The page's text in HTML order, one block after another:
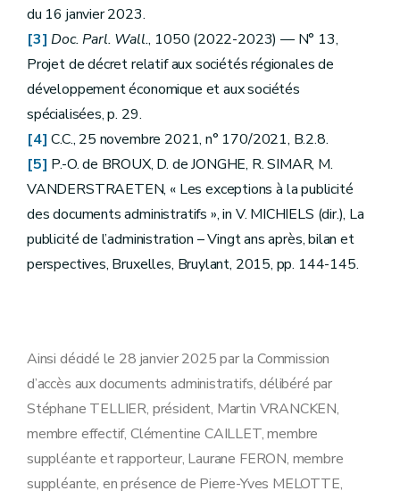
du 16 janvier 2023.
[3] Doc. Parl. Wall., 1050 (2022-2023) — N° 13,
Projet de décret relatif aux sociétés régionales de
développement économique et aux sociétés
spécialisées, p. 29.
[4] C.C., 25 novembre 2021, n° 170/2021, B.2.8.
[5] P.-O. de BROUX, D. de JONGHE, R. SIMAR, M.
VANDERSTRAETEN, « Les exceptions à la publicité
des documents administratifs », in V. MICHIELS (dir.), La
publicité de l’administration – Vingt ans après, bilan et
perspectives, Bruxelles, Bruylant, 2015, pp. 144-145.
Ainsi décidé le 28 janvier 2025 par la Commission
d’accès aux documents administratifs, délibéré par
Stéphane TELLIER, président, Martin VRANCKEN,
membre effectif, Clémentine CAILLET, membre
suppléante et rapporteur, Laurane FERON, membre
suppléante, en présence de Pierre-Yves MELOTTE,